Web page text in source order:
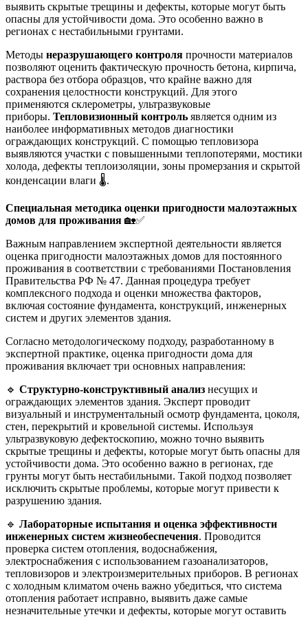
выявить скрытые трещины и дефекты, которые могут быть
опасны для устойчивости дома. Это особенно важно в
регионах с нестабильными грунтами.
Методы неразрушающего контроля прочности материалов
позволяют оценить фактическую прочность бетона, кирпича,
раствора без отбора образцов, что крайне важно для
сохранения целостности конструкций. Для этого
применяются склерометры, ультразвуковые
приборы. Тепловизионный контроль является одним из
наиболее информативных методов диагностики
ограждающих конструкций. С помощью тепловизора
выявляются участки с повышенными теплопотерями, мостики
холода, дефекты теплоизоляции, зоны промерзания и скрытой
конденсации влаги 🌡️.
Специальная методика оценки пригодности малоэтажных
домов для проживания 🏡✅
Важным направлением экспертной деятельности является
оценка пригодности малоэтажных домов для постоянного
проживания в соответствии с требованиями Постановления
Правительства РФ № 47. Данная процедура требует
комплексного подхода и оценки множества факторов,
включая состояние фундамента, конструкций, инженерных
систем и других элементов здания.
Согласно методологическому подходу, разработанному в
экспертной практике, оценка пригодности дома для
проживания включает три основных направления:
🔹 Структурно-конструктивный анализ несущих и
ограждающих элементов здания. Эксперт проводит
визуальный и инструментальный осмотр фундамента, цоколя,
стен, перекрытий и кровельной системы. Используя
ультразвуковую дефектоскопию, можно точно выявить
скрытые трещины и дефекты, которые могут быть опасны для
устойчивости дома. Это особенно важно в регионах, где
грунты могут быть нестабильными. Такой подход позволяет
исключить скрытые проблемы, которые могут привести к
разрушению здания.
🔹 Лабораторные испытания и оценка эффективности
инженерных систем жизнеобеспечения. Проводится
проверка систем отопления, водоснабжения,
электроснабжения с использованием газоанализаторов,
тепловизоров и электроизмерительных приборов. В регионах
с холодным климатом очень важно убедиться, что система
отопления работает исправно, выявить даже самые
незначительные утечки и дефекты, которые могут оставить